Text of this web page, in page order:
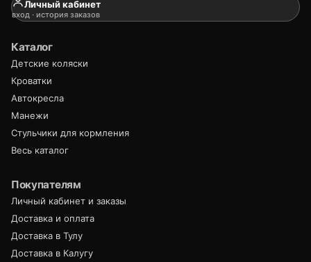
Личный кабинет
вход · история заказов
Каталог
Детские коляски
Кроватки
Автокресла
Манежи
Стульчики для кормления
Весь каталог
Покупателям
Личный кабинет и заказы
Доставка и оплата
Доставка в Тулу
Доставка в Калугу